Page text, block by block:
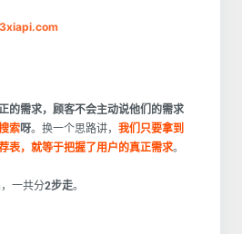
的需求，顾客不会主动说他们的需求
索呀。换一个思路讲， 我们只要拿到
表，就等于把握了用户的真正需求。
一共分2步走。